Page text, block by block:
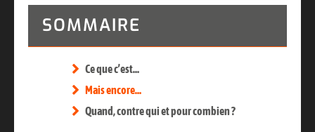
SOMMAIRE
Ce que c’est…
Mais encore…
Quand, contre qui et pour combien ?